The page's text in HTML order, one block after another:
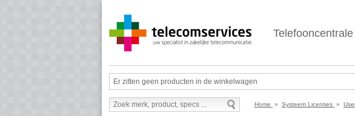
Er zitten geen producten in de winkelwagen
Home » Systeem Licenties »